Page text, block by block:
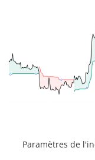
Paramètres de